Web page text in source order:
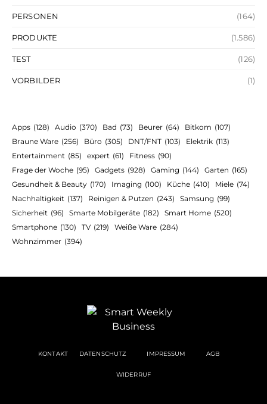
PERSONEN (164)
PRODUKTE (1.586)
TEST (126)
VORBILDER (1)
Apps (128) Audio (370) Bad (73) Beurer (64) Bitkom (107)
Braune Ware (256) Büro (305) DNT/FNT (103) Elektrik (113)
Entertainment (85) expert (61) Fitness (90)
Frage der Woche (95) Gadgets (928) Gaming (144) Garten (165)
Gesundheit & Beauty (170) Imaging (100) Küche (410) Miele (74)
Nachhaltigkeit (137) Reinigen & Putzen (243) Samsung (99)
Sicherheit (96) Smarte Mobilgeräte (182) Smart Home (520)
Smartphone (130) TV (219) Weiße Ware (284)
Wohnzimmer (394)
KONTAKT DATENSCHUTZ IMPRESSUM AGB
WIDERRUF